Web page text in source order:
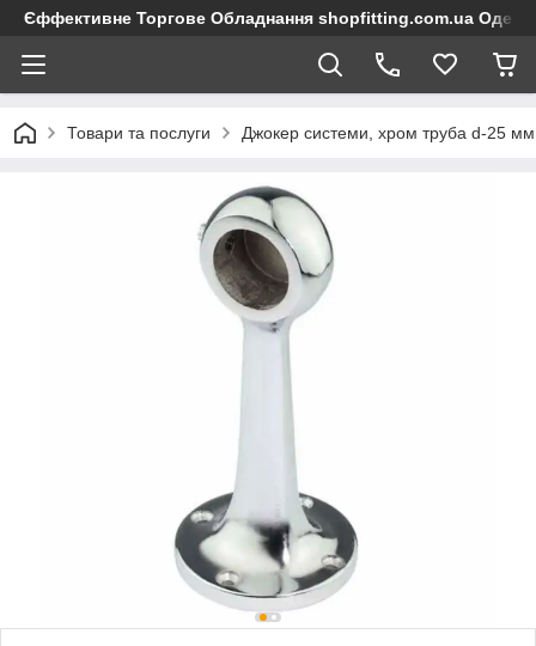
Єффективне Торгове Обладнання shopfitting.com.ua Одеса
Товари та послуги Джокер системи, хром труба d-25 мм